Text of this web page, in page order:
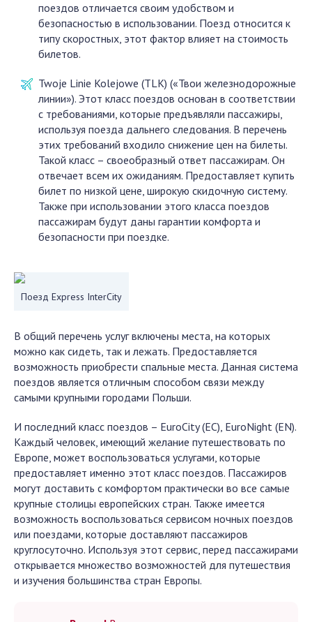
поездов отличается своим удобством и
безопасностью в использовании. Поезд относится к
типу скоростных, этот фактор влияет на стоимость
билетов.
Twoje Linie Kolejowe (TLK) («Твои железнодорожные
линии»). Этот класс поездов основан в соответствии
с требованиями, которые предъявляли пассажиры,
используя поезда дальнего следования. В перечень
этих требований входило снижение цен на билеты.
Такой класс – своеобразный ответ пассажирам. Он
отвечает всем их ожиданиям. Предоставляет купить
билет по низкой цене, широкую скидочную систему.
Также при использовании этого класса поездов
пассажирам будут даны гарантии комфорта и
безопасности при поездке.
Поезд Express InterCity
В общий перечень услуг включены места, на которых
можно как сидеть, так и лежать. Предоставляется
возможность приобрести спальные места. Данная система
поездов является отличным способом связи между
самыми крупными городами Польши.
И последний класс поездов – EuroCity (EC), EuroNight (EN).
Каждый человек, имеющий желание путешествовать по
Европе, может воспользоваться услугами, которые
предоставляет именно этот класс поездов. Пассажиров
могут доставить с комфортом практически во все самые
крупные столицы европейских стран. Также имеется
возможность воспользоваться сервисом ночных поездов
или поездами, которые доставляют пассажиров
круглосуточно. Используя этот сервис, перед пассажирами
открывается множество возможностей для путешествия
и изучения большинства стран Европы.